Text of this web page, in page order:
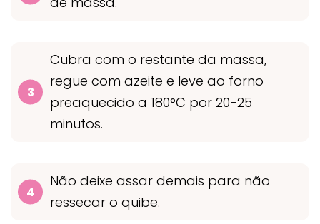
Cubra com o restante da massa,
regue com azeite e leve ao forno
preaquecido a 180°C por 20-25
minutos.
Não deixe assar demais para não
ressecar o quibe.